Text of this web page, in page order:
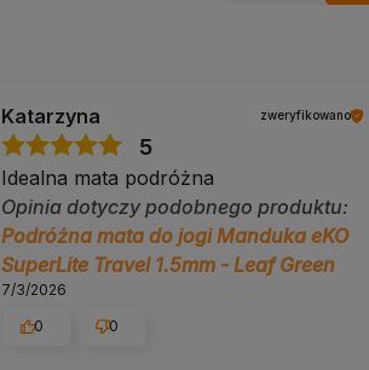
Katarzyna zweryfikowano
5
Idealna mata podróżna
Opinia dotyczy podobnego produktu:
Podróżna mata do jogi Manduka eKO
SuperLite Travel 1.5mm - Leaf Green
7/3/2026
0 0